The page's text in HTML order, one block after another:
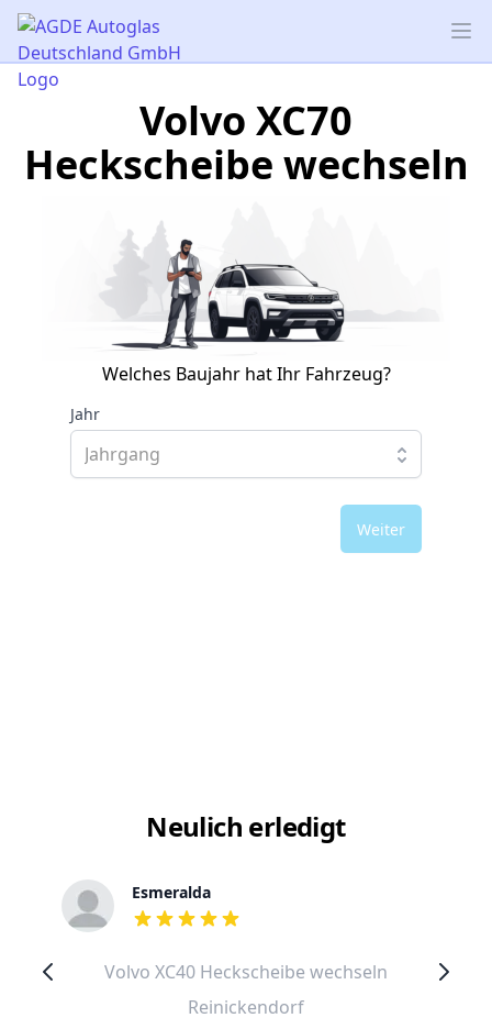
AGDE Autoglas Deutschland GmbH
Volvo XC70
Heckscheibe wechseln
Welches Baujahr hat Ihr Fahrzeug?
Jahr
Weiter
Neulich erledigt
Esmeralda
out of 5 stars
Volvo XC40 Heckscheibe wechseln
Reinickendorf